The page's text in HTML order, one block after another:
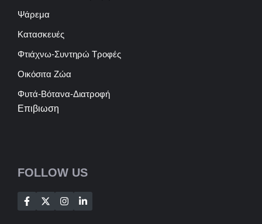
Ψάρεμα
Κατασκευές
Φτιάχνω-Συντηρώ Τροφές
Οικόσιτα Ζώα
Φυτά-Βότανα-Διατροφή
Επιβιωση
FOLLOW US